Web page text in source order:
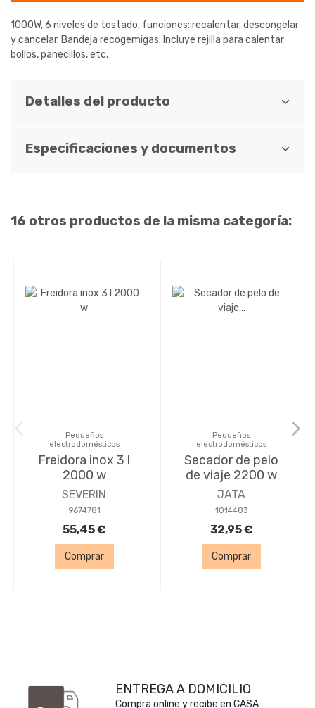
1000W, 6 niveles de tostado, funciones: recalentar, descongelar
y cancelar. Bandeja recogemigas. Incluye rejilla para calentar
bollos, panecillos, etc.
Detalles del producto
Especificaciones y documentos
16 otros productos de la misma categoría:
Pequeños
electrodomésticos
Freidora inox 3 l
2000 w
SEVERIN
9674781
55,45 €
Comprar
Pequeños
electrodomésticos
Secador de pelo
de viaje 2200 w
JATA
1014483
32,95 €
Comprar
ENTREGA A DOMICILIO
Compra online y recibe en CASA